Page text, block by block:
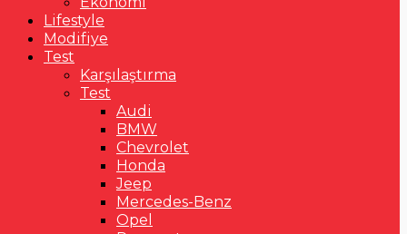
Lifestyle
Modifiye
Test
Karşılaştırma
Test
Audi
BMW
Chevrolet
Honda
Jeep
Mercedes-Benz
Opel